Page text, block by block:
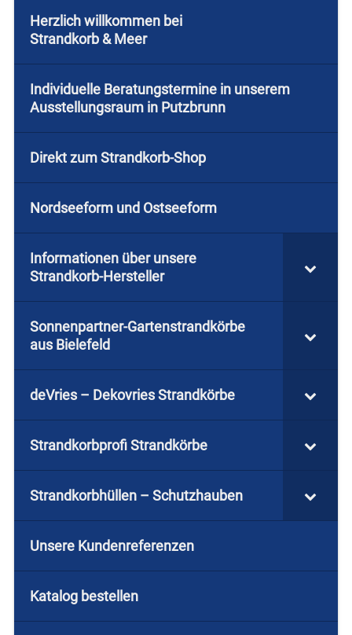
Herzlich willkommen bei
Strandkorb & Meer
Individuelle Beratungstermine in unserem
Ausstellungsraum in Putzbrunn
Direkt zum Strandkorb-Shop
Nordseeform und Ostseeform
Informationen über unsere
Strandkorb-Hersteller
Sonnenpartner-Gartenstrandkörbe
aus Bielefeld
deVries – Dekovries Strandkörbe
Strandkorbprofi Strandkörbe
Strandkorbhüllen – Schutzhauben
Unsere Kundenreferenzen
Katalog bestellen